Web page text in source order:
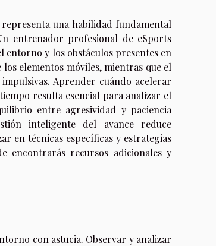
una habilidad fundamental
entrenador profesional de eSports
y los obstáculos presentes en
elementos móviles, mientras que el
Aprender cuándo acelerar
resulta esencial para analizar el
entre agresividad y paciencia
inteligente del avance reduce
en técnicas específicas y estrategias
encontrarás recursos adicionales y
con astucia. Observar y analizar